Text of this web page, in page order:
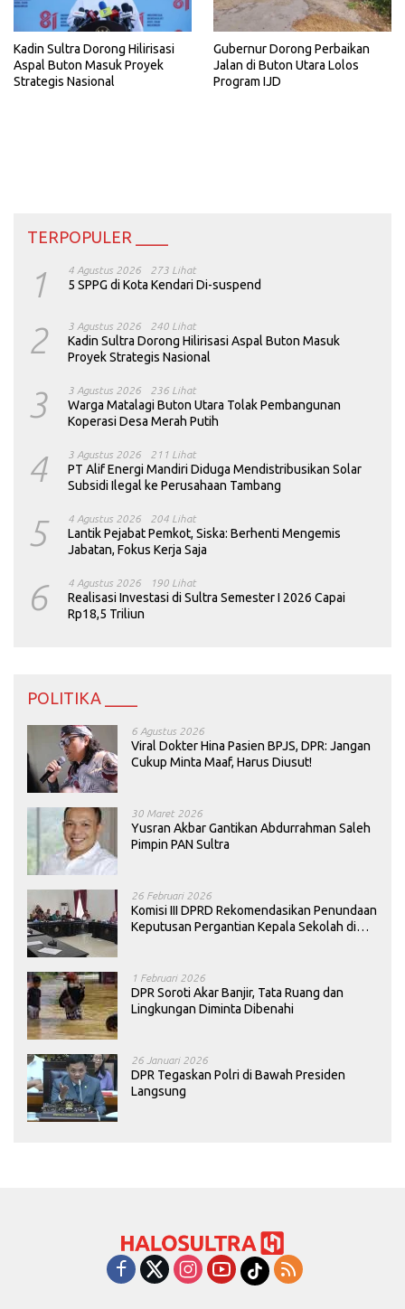
Kadin Sultra Dorong Hilirisasi
Aspal Buton Masuk Proyek
Strategis Nasional
Gubernur Dorong Perbaikan
Jalan di Buton Utara Lolos
Program IJD
TERPOPULER ____
1 4 Agustus 2026 273 Lihat
5 SPPG di Kota Kendari Di-suspend
2 3 Agustus 2026 240 Lihat
Kadin Sultra Dorong Hilirisasi Aspal Buton Masuk
Proyek Strategis Nasional
3 3 Agustus 2026 236 Lihat
Warga Matalagi Buton Utara Tolak Pembangunan
Koperasi Desa Merah Putih
4 3 Agustus 2026 211 Lihat
PT Alif Energi Mandiri Diduga Mendistribusikan Solar
Subsidi Ilegal ke Perusahaan Tambang
5 4 Agustus 2026 204 Lihat
Lantik Pejabat Pemkot, Siska: Berhenti Mengemis
Jabatan, Fokus Kerja Saja
6 4 Agustus 2026 190 Lihat
Realisasi Investasi di Sultra Semester I 2026 Capai
Rp18,5 Triliun
POLITIKA ____
6 Agustus 2026
Viral Dokter Hina Pasien BPJS, DPR: Jangan
Cukup Minta Maaf, Harus Diusut!
30 Maret 2026
Yusran Akbar Gantikan Abdurrahman Saleh
Pimpin PAN Sultra
26 Februari 2026
Komisi III DPRD Rekomendasikan Penundaan
Keputusan Pergantian Kepala Sekolah di
1 Februari 2026
DPR Soroti Akar Banjir, Tata Ruang dan
Lingkungan Diminta Dibenahi
26 Januari 2026
DPR Tegaskan Polri di Bawah Presiden
Langsung